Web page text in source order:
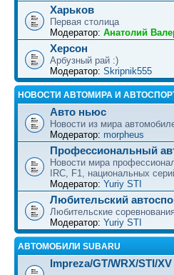
Харьков
Первая столица
Модератор: Анатолий
Херсон
Арбузный рай :)
Модератор: Skripnik555
НОВОСТИ АВТОМИРА И
Авто ньюс
Новости из мира
Модератор: morpheus
Профессиональный
Новости мира
IRC, F1, национальных
Модератор: Yuriy STI
Любительский
Любительские
Модератор: Yuriy STI
АВТОМОБИЛИ SUBARU
Impreza/GT/WRX/STI/XV